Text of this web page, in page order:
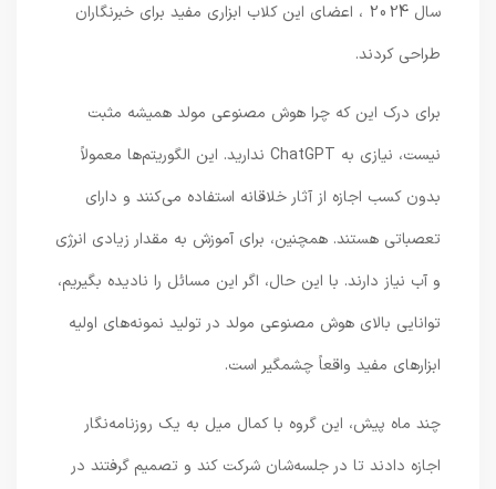
سال 2024 ، اعضای این کلاب ابزاری مفید برای خبرنگاران
طراحی کردند.
برای درک این که چرا هوش مصنوعی مولد همیشه مثبت
نیست، نیازی به ChatGPT ندارید. این الگوریتم‌ها معمولاً
بدون کسب اجازه از آثار خلاقانه استفاده می‌کنند و دارای
تعصباتی هستند. همچنین، برای آموزش به مقدار زیادی انرژی
و آب نیاز دارند. با این حال، اگر این مسائل را نادیده بگیریم،
توانایی بالای هوش مصنوعی مولد در تولید نمونه‌های اولیه
ابزارهای مفید واقعاً چشمگیر است.
چند ماه پیش، این گروه با کمال میل به یک روزنامه‌نگار
اجازه دادند تا در جلسه‌شان شرکت کند و تصمیم گرفتند در